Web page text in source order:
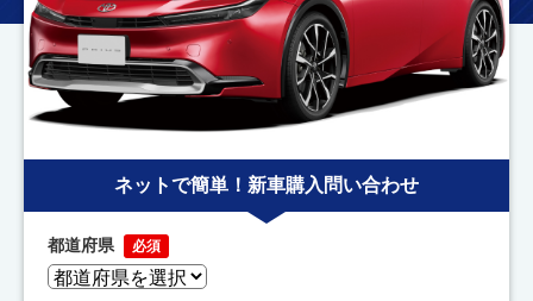
ネットで簡単！新車購入問い合わせ
都道府県 必須